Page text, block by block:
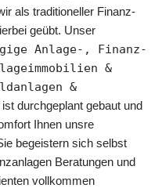
als traditioneller Finanz-
geübt. Unser
Anlage-, Finanz-
&
&
ist durchgeplant gebaut und
Ihnen unsre
begeistern sich selbst
Beratungen und
vollkommen